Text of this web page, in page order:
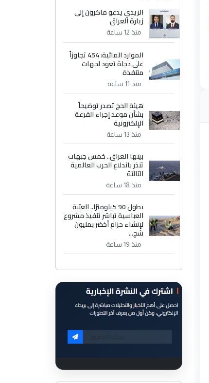
الزيدي يدعو ماكرون إلى
زيارة العراق
منذ 12 ساعة
الموارد المائية: 454 تجاوزاً
على دجلة تعود لجهات
متنفذة
منذ 11 ساعة
هيئة الحج تصدر توضيحاً
بشأن موعد إجراء القرعة
الإلكترونية
منذ 13 ساعة
بينها العراق.. خمس جبهات
تنذر باندلاع الحرب العالمية
الثالثة
منذ 18 ساعة
بطول 90 كيلومترًا.. العتبة
العباسية تباشر تنفيذ مشروع
لإنشاء حزام أخضر بمليون
شج...
منذ 19 ساعة